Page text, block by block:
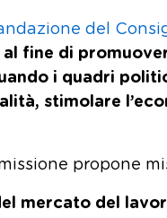
del
al fine di
i quadri
stimolare
propone
mercato del